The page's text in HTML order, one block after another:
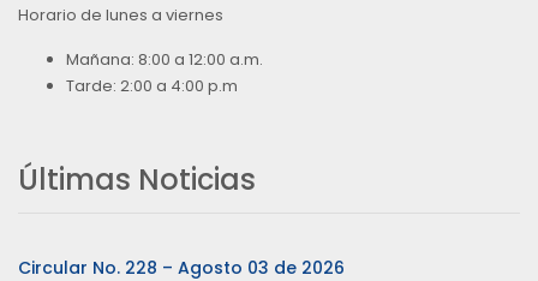
Horario de lunes a viernes
Mañana: 8:00 a 12:00 a.m.
Tarde: 2:00 a 4:00 p.m
Últimas Noticias
Circular No. 228 – Agosto 03 de 2026